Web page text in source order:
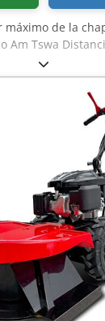
máximo de la
Am Tswa